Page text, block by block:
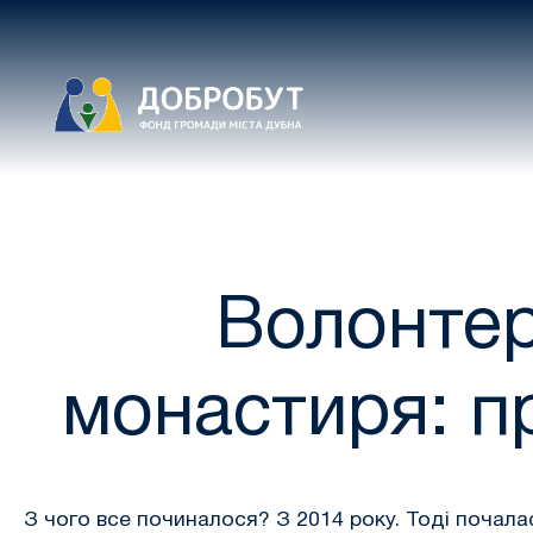
монастиря:
З чого все починалося? З 2014 року. Тоді